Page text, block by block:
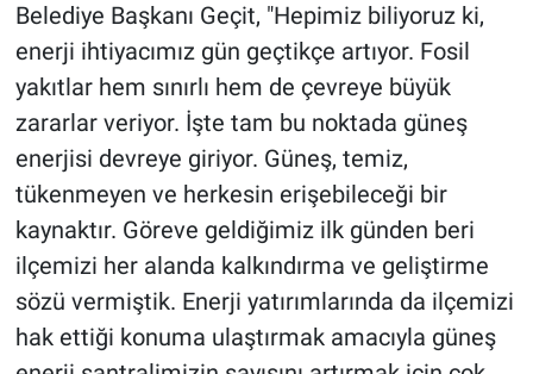
Belediye Başkanı Geçit, "Hepimiz biliyoruz ki,
enerji ihtiyacımız gün geçtikçe artıyor. Fosil
yakıtlar hem sınırlı hem de çevreye büyük
zararlar veriyor. İşte tam bu noktada güneş
enerjisi devreye giriyor. Güneş, temiz,
tükenmeyen ve herkesin erişebileceği bir
kaynaktır. Göreve geldiğimiz ilk günden beri
ilçemizi her alanda kalkındırma ve geliştirme
sözü vermiştik. Enerji yatırımlarında da ilçemizi
hak ettiği konuma ulaştırmak amacıyla güneş